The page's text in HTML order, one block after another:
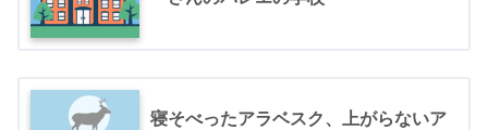
寝そべったアラベスク、上がらないア